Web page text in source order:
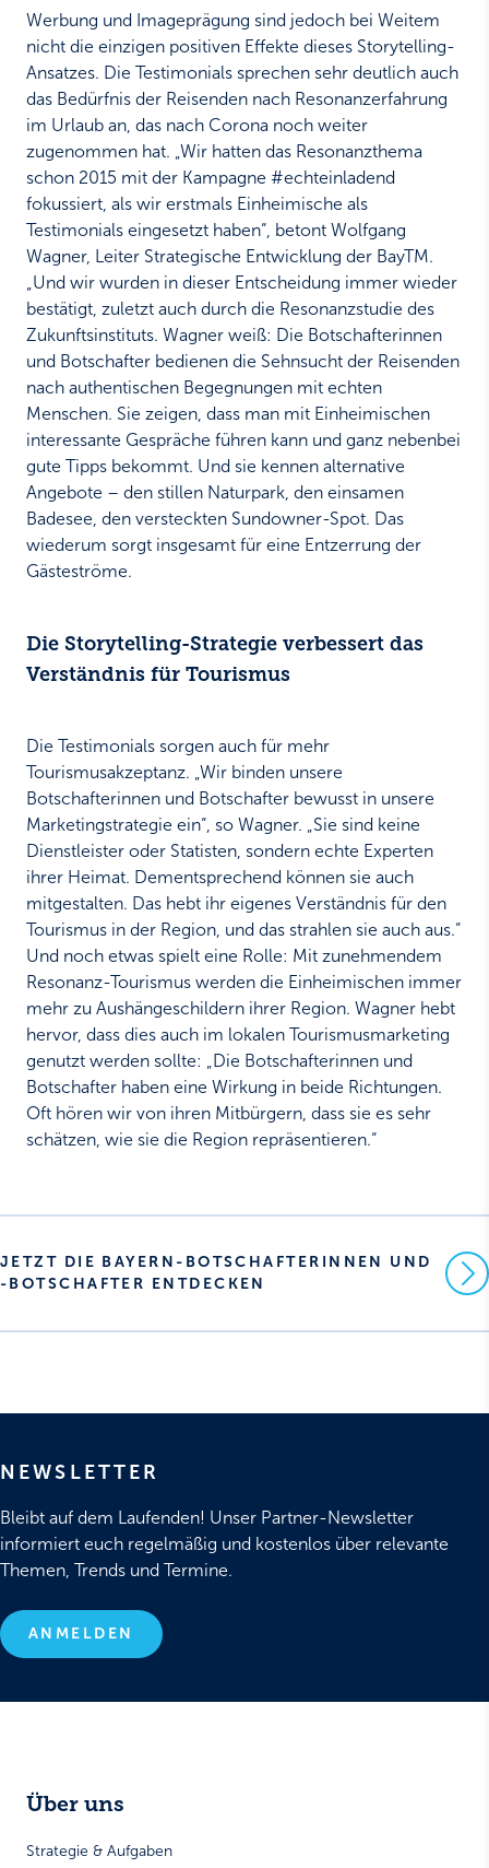
Werbung und Imageprägung sind jedoch bei Weitem
nicht die einzigen positiven Effekte dieses Storytelling-
Ansatzes. Die Testimonials sprechen sehr deutlich auch
das Bedürfnis der Reisenden nach Resonanzerfahrung
im Urlaub an, das nach Corona noch weiter
zugenommen hat. „Wir hatten das Resonanz­thema
schon 2015 mit der Kampagne #echteinladend
fokussiert, als wir erstmals Einheimische als
Testimonials eingesetzt haben“, betont Wolfgang
Wagner, Leiter Strategische Entwicklung der BayTM.
„Und wir wurden in dieser Entscheidung immer wieder
bestätigt, zuletzt auch durch die Resonanzstudie des
Zukunftsinstituts. Wagner weiß: Die Botschafterinnen
und Botschafter bedienen die Sehnsucht der Reisenden
nach authentischen Begegnungen mit echten
Menschen. Sie zeigen, dass man mit Einheimischen
interessante Gespräche führen kann und ganz nebenbei
gute Tipps bekommt. Und sie kennen alternative
Angebote – den stillen Naturpark, den einsamen
Badesee, den versteckten Sundowner-Spot. Das
wiederum sorgt insgesamt für eine Entzerrung der
Gästeströme.
Die Storytelling-Strategie verbessert das
Verständnis für Tourismus
Die Testimonials sorgen auch für mehr
Tourismusakzeptanz. „Wir binden unsere
Botschafterinnen und Botschafter bewusst in unsere
Marketingstrategie ein“, so Wagner. „Sie sind keine
Dienstleister oder Statisten, sondern echte Experten
ihrer Heimat. Dementsprechend können sie auch
mitgestalten. Das hebt ihr eigenes Verständnis für den
Tourismus in der Region, und das strahlen sie auch aus.“
Und noch etwas spielt eine Rolle: Mit zunehmendem
Resonanz-Tourismus werden die Einheimischen immer
mehr zu Aushängeschildern ihrer Region. Wagner hebt
hervor, dass dies auch im lokalen Tourismusmarketing
genutzt werden sollte: „Die Botschafterinnen und
Botschafter haben eine Wirkung in beide Richtungen.
Oft hören wir von ihren Mitbürgern, dass sie es sehr
schätzen, wie sie die Region repräsentieren.“
JETZT DIE BAYERN-BOTSCHAFTERINNEN UND
-BOTSCHAFTER ENTDECKEN
NEWSLETTER
Bleibt auf dem Laufenden! Unser Partner-Newsletter
informiert euch regelmäßig und kostenlos über relevante
Themen, Trends und Termine.
ANMELDEN
Über uns
Strategie & Aufgaben